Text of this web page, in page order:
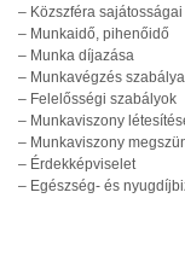
– Közszféra sajátosságai
– Munkaidő, pihenőidő
– Munka díjazása
– Munkavégzés
– Felelősségi szabályok
– Munkaviszony
– Munkaviszony
– Érdekképviselet
– Egészség- és